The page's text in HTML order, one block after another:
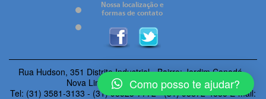
Nossa localização e
formas de contato
Rua Hudson, 351 Distrito Industrial - Bairro: Jardim Canadá-
Nova Lima
-MG - Cep:34.000-000
Tel: (31) 3581-3133 - (31) 98523-7772 - (31) 98872-4885 E-mail:
Como posso te ajudar?